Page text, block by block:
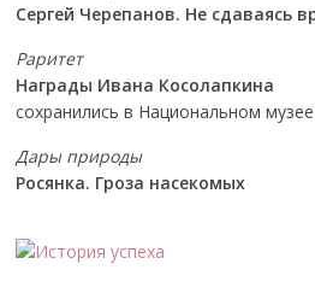
Сергей Черепанов. Не сдаваясь
Раритет
Награды Ивана Косолапкина
сохранились в Национальном
Дары природы
Росянка. Гроза насекомых